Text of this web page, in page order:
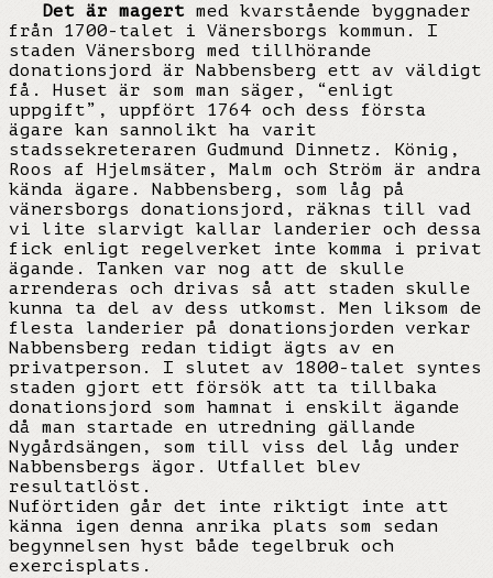
Det är magert med kvarstående byggnader
från 1700-talet i Vänersborgs kommun. I
staden Vänersborg med tillhörande
donationsjord är Nabbensberg ett av väldigt
få. Huset är som man säger, “enligt
uppgift”, uppfört 1764 och dess första
ägare kan sannolikt ha varit
stadssekreteraren Gudmund Dinnetz. König,
Roos af Hjelmsäter, Malm och Ström är andra
kända ägare. Nabbensberg, som låg på
vänersborgs donationsjord, räknas till vad
vi lite slarvigt kallar landerier och dessa
fick enligt regelverket inte komma i privat
ägande. Tanken var nog att de skulle
arrenderas och drivas så att staden skulle
kunna ta del av dess utkomst. Men liksom de
flesta landerier på donationsjorden verkar
Nabbensberg redan tidigt ägts av en
privatperson. I slutet av 1800-talet syntes
staden gjort ett försök att ta tillbaka
donationsjord som hamnat i enskilt ägande
då man startade en utredning gällande
Nygårdsängen, som till viss del låg under
Nabbensbergs ägor. Utfallet blev
resultatlöst.
Nuförtiden går det inte riktigt inte att
känna igen denna anrika plats som sedan
begynnelsen hyst både tegelbruk och
exercisplats.